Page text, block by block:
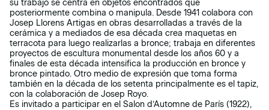
su trabajo se centra en objetos encontrados que
posteriormente combina o manipula. Desde 1941 colabora con
Josep Llorens Artigas en obras desarrolladas a través de la
cerámica y a mediados de esa década crea maquetas en
terracota para luego realizarlas a bronce; trabaja en diferentes
proyectos de escultura monumental desde los años 60 y a
finales de esta década intensifica la producción en bronce y
bronce pintado. Otro medio de expresión que toma forma
también en la década de los setenta principalmente es el tapiz,
con la colaboración de Josep Royo.
Es invitado a participar en el Salon d’Automne de París (1922),